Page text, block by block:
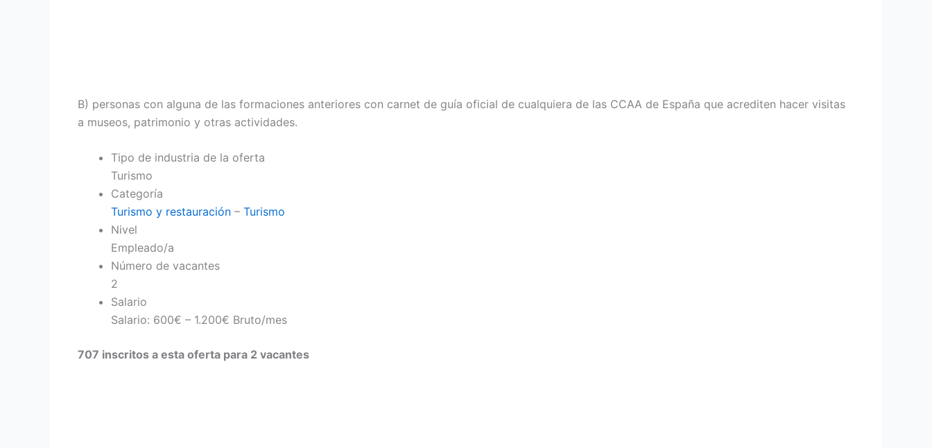
B) personas con alguna de las formaciones anteriores con carnet de guía oficial de cualquiera de las CCAA de España que acrediten hacer visitas
a museos, patrimonio y otras actividades.
Tipo de industria de la oferta
Turismo
Categoría
Turismo y restauración – Turismo
Nivel
Empleado/a
Número de vacantes
2
Salario
Salario: 600€ – 1.200€ Bruto/mes
707 inscritos a esta oferta para 2 vacantes